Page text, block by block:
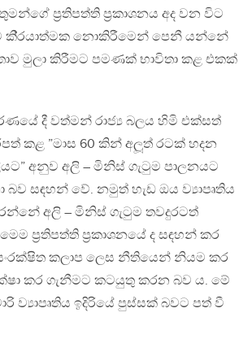
ප‍්‍රතිපත්ති ප‍්‍රකාශනය අද වන විට
නොකිරීමෙන් පෙනී යන්නේ
මුලා කිරීමට පමණක් භාවිතා කළ එකක්
දී වත්මන් රාජ්‍ය බලය හිමි එක්සත්
කළ ”මාස 60 කින් අලූත් රටක් හදන
අනුව අලි – මිනිස් ගැටුම පාලනයට
බව සඳහන් වේ. නමුත් හැඩ ඔය ව්‍යාපෘතිය
අලි – මිනිස් ගැටුම තවදුරටත්
ප‍්‍රතිපත්ති ප‍්‍රකාශනයේ ද සඳහන් කර
කලාප ලෙස නීතියෙන් නියම කර
කර ගැනීමට කටයුතු කරන බව ය. මේ
ව්‍යාපෘතිය ඉදිරියේ පුස්සක් බවට පත් වී